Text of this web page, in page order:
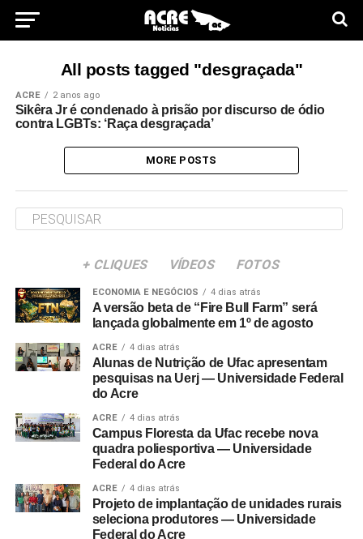
All posts tagged "desgraçada"
ACRE 2 anos ago
Sikêra Jr é condenado à prisão por discurso de ódio
contra LGBTs: ‘Raça desgraçada’
MORE POSTS
+ CLIQUES VÍDEOS FOTOS
ECONOMIA E NEGÓCIOS 4 dias atrás
A versão beta de “Fire Bull Farm” será
lançada globalmente em 1º de agosto
ACRE 4 dias atrás
Alunas de Nutrição de Ufac apresentam
pesquisas na Uerj — Universidade Federal
do Acre
ACRE 4 dias atrás
Campus Floresta da Ufac recebe nova
quadra poliesportiva — Universidade
Federal do Acre
ACRE 4 dias atrás
Projeto de implantação de unidades rurais
seleciona produtores — Universidade
Federal do Acre